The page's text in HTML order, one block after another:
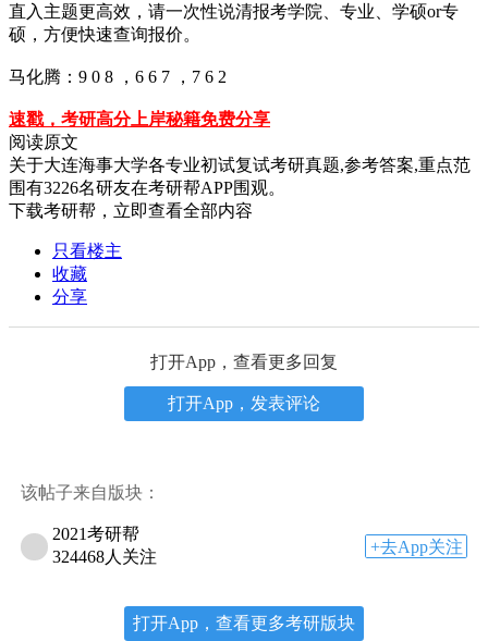
直入主题更高效，请一次性说清报考学院、专业、学硕or专
硕，方便快速查询报价。
马化腾：9 0 8 ，6 6 7 ，7 6 2
速戳，考研高分上岸秘籍免费分享
阅读原文
关于大连海事大学各专业初试复试考研真题,参考答案,重点范
围有3226名研友在考研帮APP围观。
下载考研帮，立即查看全部内容
只看楼主
收藏
分享
打开App，查看更多回复
打开App，发表评论
该帖子来自版块：
2021考研帮
324468人关注
+去App关注
打开App，查看更多考研版块